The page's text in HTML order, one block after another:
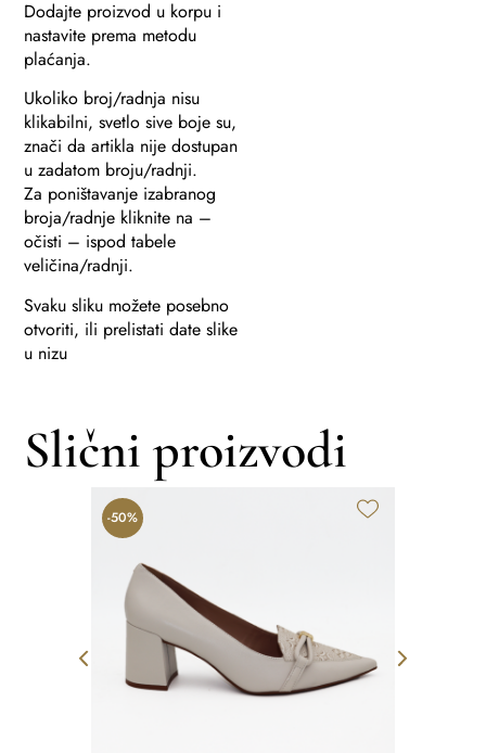
Dodajte proizvod u korpu i
nastavite prema metodu
plaćanja.
Ukoliko broj/radnja nisu
klikabilni, svetlo sive boje su,
znači da artikla nije dostupan
u zadatom broju/radnji.
Za poništavanje izabranog
broja/radnje kliknite na –
očisti – ispod tabele
veličina/radnji.
Svaku sliku možete posebno
otvoriti, ili prelistati date slike
u nizu
Slični proizvodi
-50%